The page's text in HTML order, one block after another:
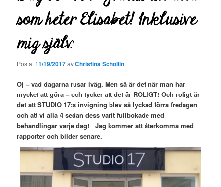
som heter Elisabet! Inklusive
mig själv.
Postat11/19/2017avChristina Schollin
Oj – vad dagarna rusar iväg. Men så är det när man har
mycket att göra – och tycker att det är ROLIGT! Och roligt är
det att STUDIO 17:s invigning blev så lyckad förra fredagen
och att vi alla 4 sedan dess varit fullbokade med
behandlingar varje dag! Jag kommer att återkomma med
rapporter och bilder senare.